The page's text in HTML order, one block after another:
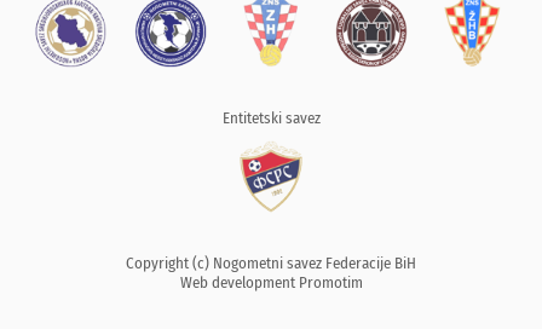
Entitetski savez
Copyright (c) Nogometni savez Federacije BiH
Web development Promotim